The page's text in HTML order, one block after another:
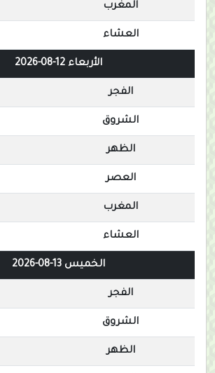
المغرب
العشاء
الأربعاء 12-08-2026
الفجر
الشروق
الظهر
العصر
المغرب
العشاء
الخميس 13-08-2026
الفجر
الشروق
الظهر